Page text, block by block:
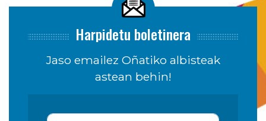
Harpidetu boletinera
Jaso emailez Oñatiko albisteak
astean behin!